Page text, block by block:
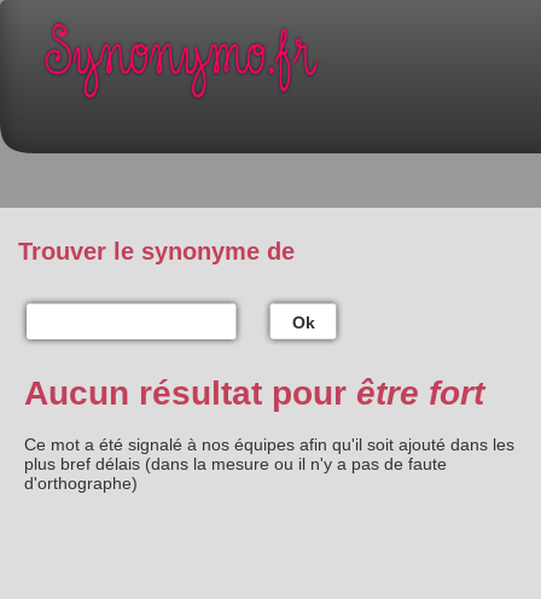
Trouver le synonyme de
Ok
Aucun résultat pour être fort
Ce mot a été signalé à nos équipes afin qu'il soit ajouté dans les
plus bref délais (dans la mesure ou il n'y a pas de faute
d'orthographe)